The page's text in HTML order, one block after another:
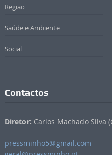
Região
Saúde e Ambiente
Social
Contactos
Diretor: Carlos Machado Silva
pressminho5@gmail.com